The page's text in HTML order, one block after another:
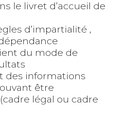
le livret d’accueil de
d’impartialité ,
du mode de
des informations
être
légal ou cadre